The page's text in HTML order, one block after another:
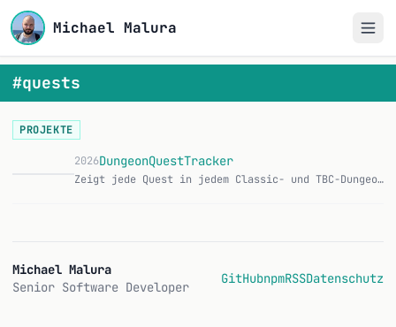
Michael Malura
#quests
PROJEKTE
2026DungeonQuestTracker
Zeigt jede Quest in jedem Classic- und TBC-Dungeon an, damit keine Dungeon-Quest mehr verpasst wird. CurseForge | GitHub Features: Über 160 Dungeon-Quests erfas…
Michael Malura
Senior Software Developer
GitHubnpmRSSDatenschutz